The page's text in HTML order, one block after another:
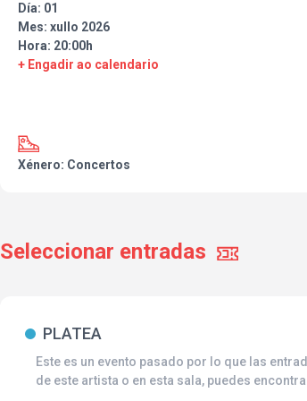
Seleccionar entradas
PLATEA
Este es un evento pasado por lo que las
de este artista o en esta sala, puedes
Día: 01
Mes: xullo 2026
Hora: 20:00h
+ Engadir ao calendario
Xénero: Concertos